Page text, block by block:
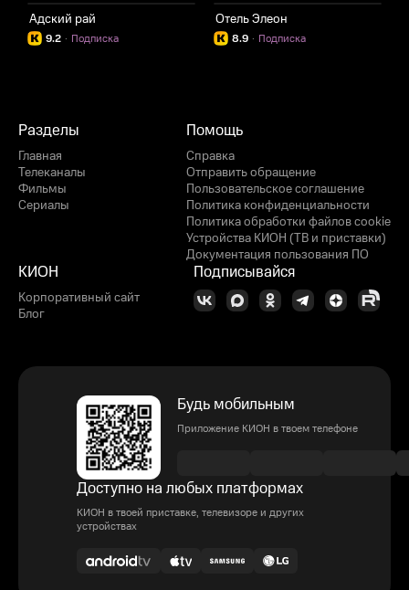
Адский рай
9.2 Подписка
·
Отель Элеон
8.9 Подписка
·
Разделы
Главная
Телеканалы
Фильмы
Сериалы
Помощь
Справка
Отправить обращение
Пользовательское соглашение
Политика конфиденциальности
Политика обработки файлов cookie
Устройства КИОН (ТВ и приставки)
Документация пользования ПО
КИОН
Корпоративный сайт
Блог
Подписывайся
Будь мобильным
Приложение КИОН в твоем телефоне
Доступно на любых платформах
КИОН в твоей приставке, телевизоре и других
устройствах